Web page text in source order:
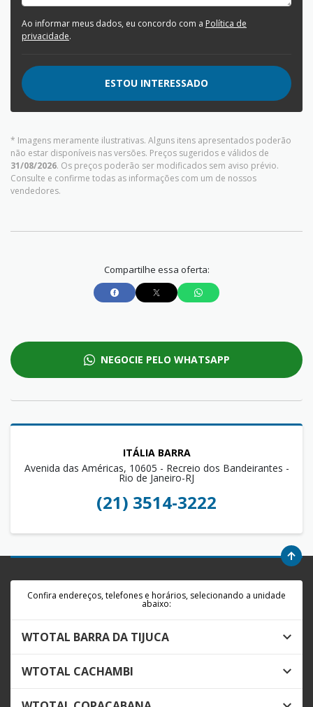
Ao informar meus dados, eu concordo com a Política de
privacidade.
ESTOU INTERESSADO
* Imagens meramente ilustrativas. Alguns itens apresentados poderão
não estar disponíveis nas versões. Preços sugeridos e válidos de
31/08/2026. Os preços poderão ser modificados sem aviso prévio.
Consulte e confirme todas as informações com um de nossos
vendedores.
Compartilhe essa oferta:
NEGOCIE PELO WHATSAPP
ITÁLIA BARRA
Avenida das Américas, 10605 - Recreio dos Bandeirantes -
Rio de Janeiro-RJ
(21) 3514-3222
Confira endereços, telefones e horários, selecionando a unidade
abaixo:
WTOTAL BARRA DA TIJUCA
WTOTAL CACHAMBI